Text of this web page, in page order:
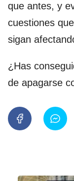
que antes, y
cuestiones
sigan
¿Has
de apagarse